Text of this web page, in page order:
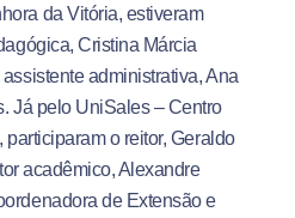
da Vitória, estiveram
Cristina Márcia
administrativa, Ana
Já pelo UniSales – Centro
o reitor, Geraldo
acadêmico, Alexandre
de Extensão e